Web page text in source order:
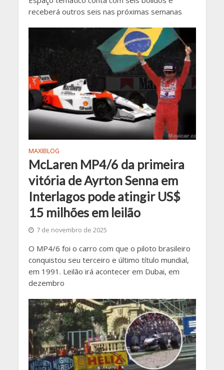
receberá outros seis nas próximas semanas
MAXIBLOG
McLaren MP4/6 da primeira
vitória de Ayrton Senna em
Interlagos pode atingir US$
15 milhões em leilão
7 de novembro de 2025
O MP4/6 foi o carro com que o piloto brasileiro
conquistou seu terceiro e último título mundial,
em 1991. Leilão irá acontecer em Dubai, em
dezembro